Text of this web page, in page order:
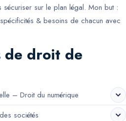
sur le plan légal. Mon but :
& besoins de chacun avec
de droit de
– Droit du numérique
sociétés